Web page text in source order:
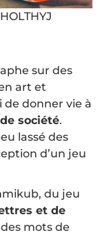
sur des
art et
de donner vie à
société.
lassé des
d’un jeu
du jeu
et de
mots de